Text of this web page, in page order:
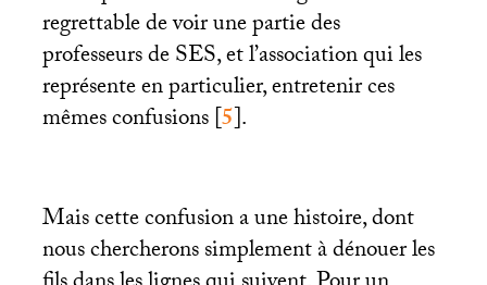
regrettable de voir une partie des
professeurs deSES, et l’association qui les
représente en particulier, entretenir ces
mêmes confusions[5].
Mais cette confusion a une histoire, dont
nous chercherons simplement à dénouer les